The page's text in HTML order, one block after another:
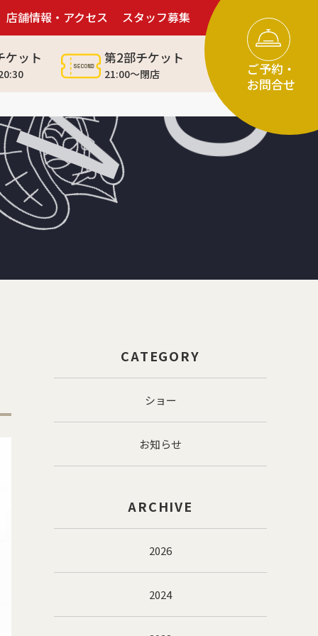
店舗情報・アクセス スタッフ募集
ケット 第2部チケット
21:00～閉店
ご予約・
お問合せ
CATEGORY
ショー
お知らせ
ARCHIVE
2026
2024